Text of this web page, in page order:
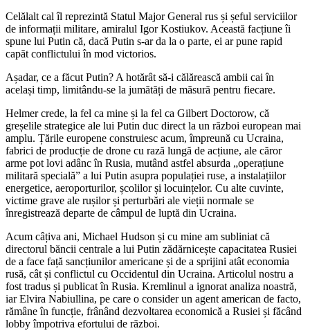
Celălalt cal îl reprezintă Statul Major General rus și șeful serviciilor
de informații militare, amiralul Igor Kostiukov. Această facțiune îi
spune lui Putin că, dacă Putin s-ar da la o parte, ei ar pune rapid
capăt conflictului în mod victorios.
Așadar, ce a făcut Putin? A hotărât să-i călărească ambii cai în
același timp, limitându-se la jumătăți de măsură pentru fiecare.
Helmer crede, la fel ca mine și la fel ca Gilbert Doctorow, că
greșelile strategice ale lui Putin duc direct la un război european mai
amplu. Țările europene construiesc acum, împreună cu Ucraina,
fabrici de producție de drone cu rază lungă de acțiune, ale căror
arme pot lovi adânc în Rusia, mutând astfel absurda „operațiune
militară specială” a lui Putin asupra populației ruse, a instalațiilor
energetice, aeroporturilor, școlilor și locuințelor. Cu alte cuvinte,
victime grave ale rușilor și perturbări ale vieții normale se
înregistrează departe de câmpul de luptă din Ucraina.
Acum câțiva ani, Michael Hudson și cu mine am subliniat că
directorul băncii centrale a lui Putin zădărnicește capacitatea Rusiei
de a face față sancțiunilor americane și de a sprijini atât economia
rusă, cât și conflictul cu Occidentul din Ucraina. Articolul nostru a
fost tradus și publicat în Rusia. Kremlinul a ignorat analiza noastră,
iar Elvira Nabiullina, pe care o consider un agent american de facto,
rămâne în funcție, frânând dezvoltarea economică a Rusiei și făcând
lobby împotriva efortului de război.